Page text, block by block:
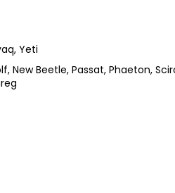
Yeti
New Beetle, Passat, Phaeton,